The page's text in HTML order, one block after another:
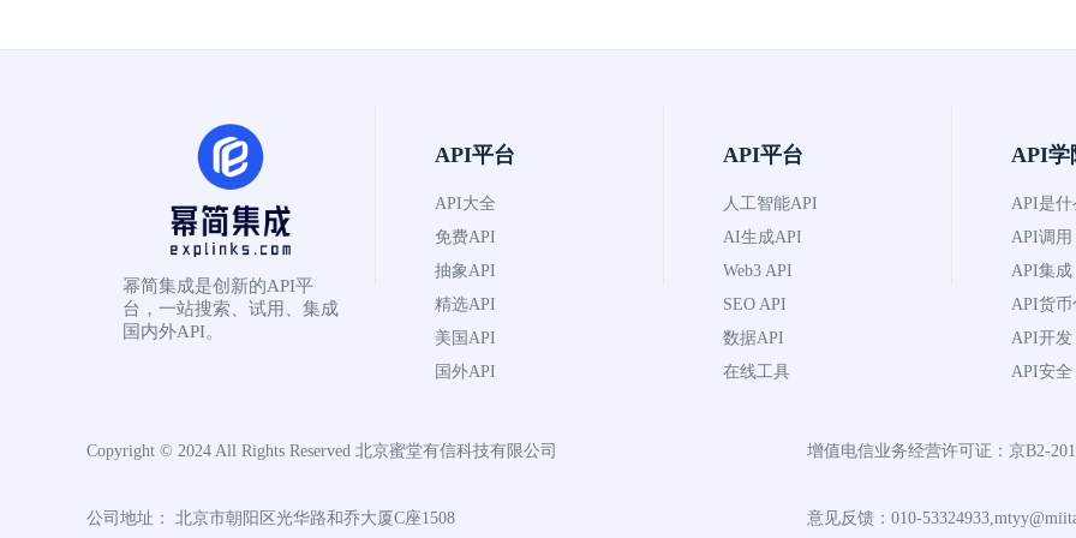
4. 其他解法
# Question
请帮我生成这类问题的解题过程：微积分中值定理题目：求函数 f(x) = x^3 - 3x^2 + 2 在区间 [1, 3]
幂简集成是创新的API平
台，一站搜索、试用、集成
国内外API。
API平台
API大全
免费API
抽象API
精选API
美国API
国外API
API平台
人工智能API
AI生成API
Web3 API
SEO API
数据API
在线工具
API学
API是什
API调用
API集成
API货币
API开发
API安全
Copyright © 2024 All Rights Reserved 北京蜜堂有信科技有限公司 增值电信业务经营许可证：京B2-
公司地址： 北京市朝阳区光华路和乔大厦C座1508 意见反馈：010-